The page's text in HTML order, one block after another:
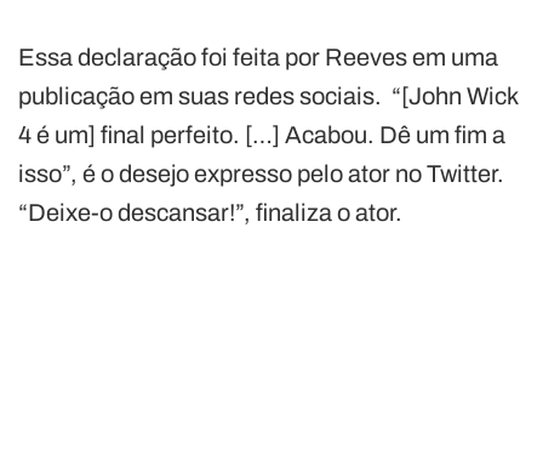
Essa declaração foi feita por Reeves em uma
publicação em suas redes sociais. “[John Wick
4 é um] final perfeito. […] Acabou. Dê um fim a
isso”, é o desejo expresso pelo ator no Twitter.
“Deixe-o descansar!”, finaliza o ator.